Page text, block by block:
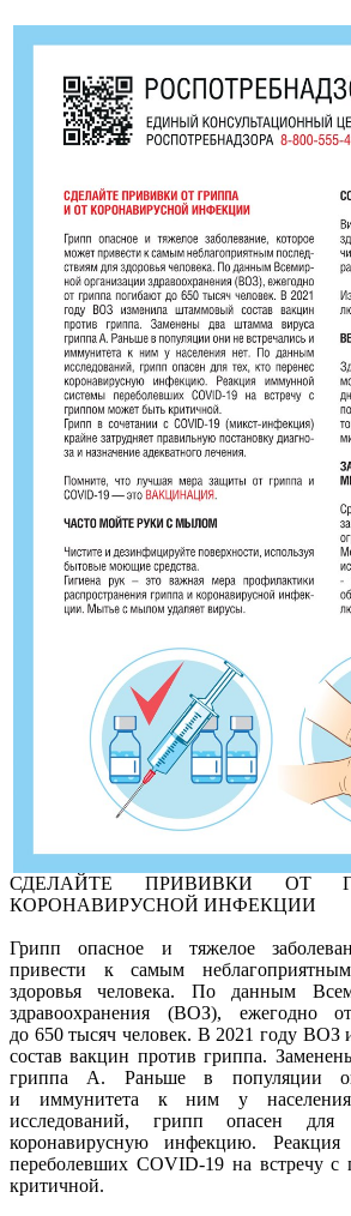
СДЕЛАЙТЕ ПРИВИВКИ ОТ
КОРОНАВИРУСНОЙ ИНФЕКЦИИ
Грипп опасное и тяжелое
привести к самым
здоровья человека. По данным
здравоохранения (ВОЗ), ежегодно
до 650 тысяч человек. В 2021 году
состав вакцин против гриппа.
гриппа А. Раньше в популяции
и иммунитета к ним у
исследований, грипп опасен
коронавирусную инфекцию.
переболевших COVID-19 на встречу
критичной.